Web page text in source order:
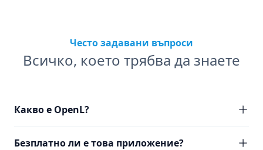
Често задавани въпроси
Всичко, което трябва да знаете
Какво е OpenL?
Безплатно ли е това приложение?